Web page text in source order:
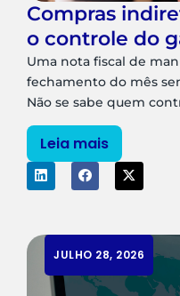
Compras
o controle do
Uma nota fiscal de
fechamento do mês
Não se sabe quem
Leia mais
JULHO 28, 2026